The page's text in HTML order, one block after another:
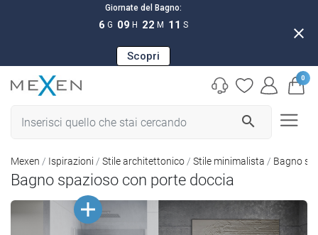
Giornate del Bagno:
6 G 09 H 22 M 11 S
Scopri
close
search
0
Mexen Ispirazioni Stile architettonico Stile minimalista Bagno
Bagno spazioso con porte doccia